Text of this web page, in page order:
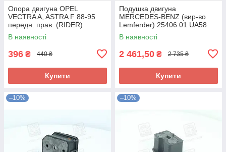
Опора двигуна OPEL
VECTRA A, ASTRA F 88-95
передн. прав. (RIDER)
RD.3438325348 UA58
В наявності
396 ₴ 440 ₴
Купити
Подушка двигуна
MERCEDES-BENZ (вир-во
Lemferder) 25406 01 UA58
В наявності
2 461,50 ₴ 2 735 ₴
Купити
–10% –10%